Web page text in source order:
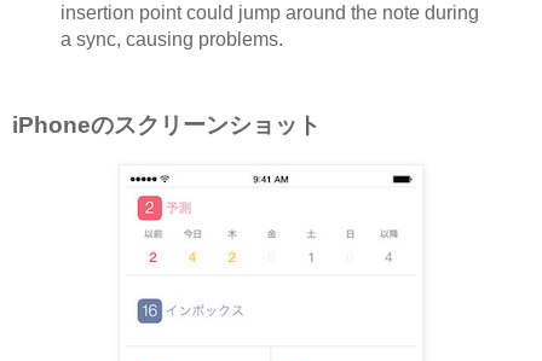
insertion point could jump around the note during
a sync, causing problems.
iPhoneのスクリーンショット